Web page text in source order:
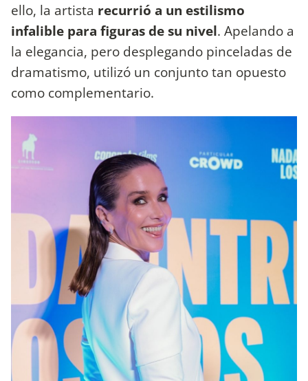
ello, la artista recurrió a un estilismo
infalible para figuras de su nivel. Apelando a
la elegancia, pero desplegando pinceladas de
dramatismo, utilizó un conjunto tan opuesto
como complementario.